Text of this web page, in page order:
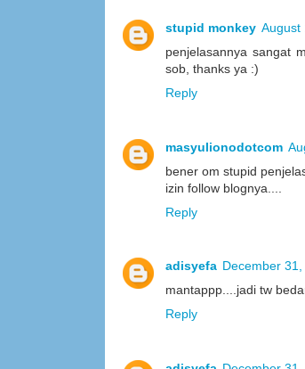
stupid monkey August
penjelasannya sangat
sob, thanks ya :)
Reply
masyulionodotcom
bener om stupid
izin follow blognya....
Reply
adisyefa December
mantappp....jadi tw
Reply